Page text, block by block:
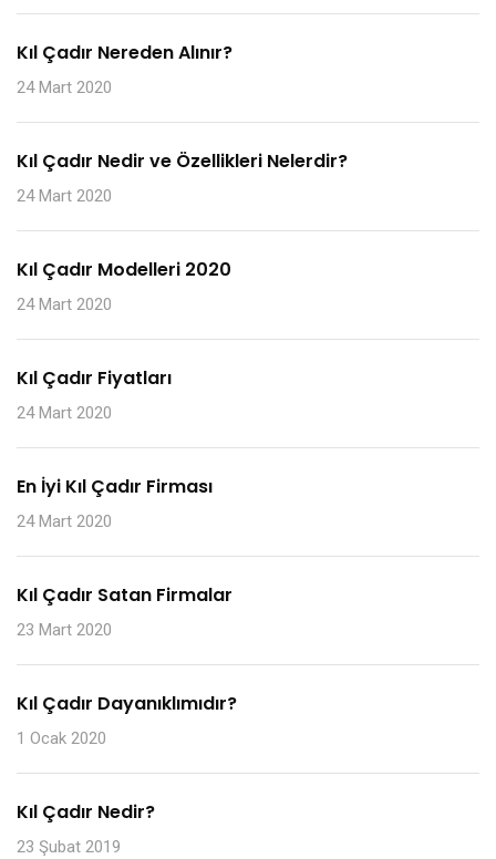
Kıl Çadır Nereden Alınır?
24 Mart 2020
Kıl Çadır Nedir ve Özellikleri Nelerdir?
24 Mart 2020
Kıl Çadır Modelleri 2020
24 Mart 2020
Kıl Çadır Fiyatları
24 Mart 2020
En İyi Kıl Çadır Firması
24 Mart 2020
Kıl Çadır Satan Firmalar
23 Mart 2020
Kıl Çadır Dayanıklımıdır?
1 Ocak 2020
Kıl Çadır Nedir?
23 Şubat 2019